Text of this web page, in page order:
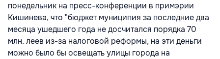
понедельник на пресс-конференции в примэрии
Кишинева, что "бюджет муниципия за последние два
месяца ушедшего года не досчитался порядка 70
млн. леев из-за налоговой реформы, на эти деньги
можно было бы освещать улицы города на